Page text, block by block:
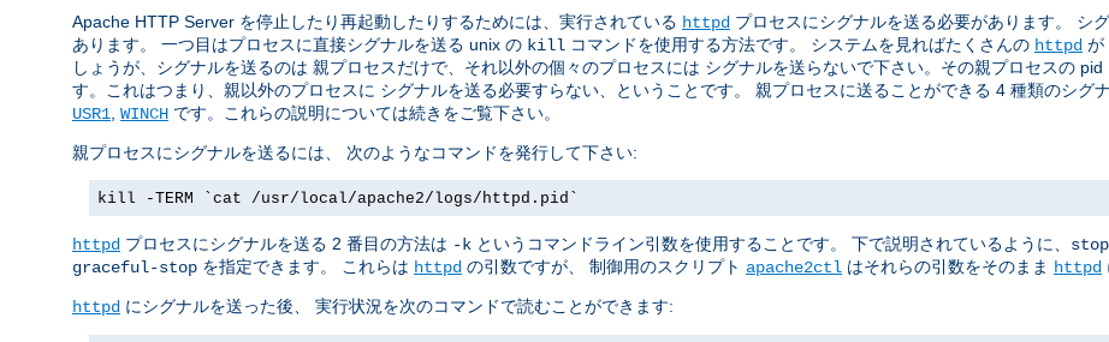
Apache HTTP Server を停止したり再起動したりするためには、実行されている httpd プロセスにシグナルを送る必要があります。 シ
あります。 一つ目はプロセスに直接シグナルを送る unix の kill コマンドを使用する方法です。 システムを見ればたくさんの httpd が
しょうが、シグナルを送るのは 親プロセスだけで、それ以外の個々のプロセスには シグナルを送らないで下さい。その親プロセスの pid
す。これはつまり、親以外のプロセスに シグナルを送る必要すらない、ということです。 親プロセスに送ることができる 4 種類のシグ
USR1 WINCH です。これらの説明については続きをご覧下さい。
親プロセスにシグナルを送るには、 次のようなコマンドを発行して下さい:
kill -TERM `cat /usr/local/apache2/logs/httpd.pid`
httpd プロセスにシグナルを送る 2 番目の方法は -k というコマンドライン引数を使用することです。 下で説明されているように、 stop
graceful-stop を指定できます。 これらは httpd の引数ですが、 制御用のスクリプト apache2ctl はそれらの引数をそのまま httpd
httpd にシグナルを送った後、 実行状況を次のコマンドで読むことができます: